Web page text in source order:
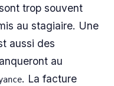
trop souvent
au stagiaire. Une
aussi des
au
. La facture